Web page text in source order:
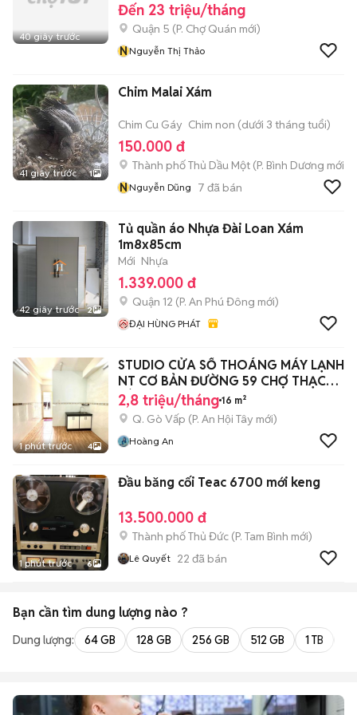
40 giây trước
Đến 23 triệu/tháng
Quận 5 (P. Chợ Quán mới)
NNguyễn Thị Thảo
41 giây trước 1
Chim Malai Xám
Chim Cu Gáy Chim non (dưới 3 tháng tuổi)
150.000 đ
Thành phố Thủ Dầu Một (P. Bình Dương mới)
NNguyễn Dũng 7 đã bán
42 giây trước 2
Tủ quần áo Nhựa Đài Loan Xám
1m8x85cm
Mới Nhựa
1.339.000 đ
Quận 12 (P. An Phú Đông mới)
ĐẠI HÙNG PHÁT
1 phút trước 4
STUDIO CỬA SỔ THOÁNG MÁY LẠNH
NT CƠ BẢN ĐƯỜNG 59 CHỢ THẠCH
ĐÀ
2,8 triệu/tháng 16 m²
Q. Gò Vấp (P. An Hội Tây mới)
Hoàng An
1 phút trước 6
Đầu băng cối Teac 6700 mới keng
13.500.000 đ
Thành phố Thủ Đức (P. Tam Bình mới)
Lê Quyết 22 đã bán
Bạn cần tìm dung lượng nào ?
Dung lượng: 64 GB 128 GB 256 GB 512 GB 1 TB